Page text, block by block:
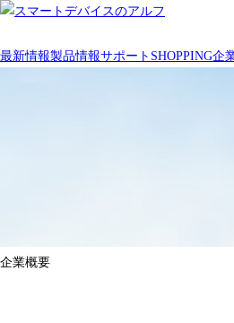
最新情報製品情報サポート SHOPPING企
企業概要